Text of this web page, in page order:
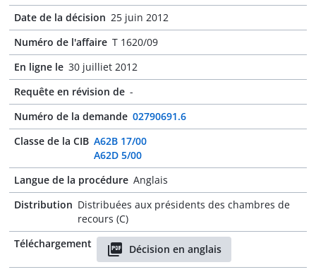
Date de la décision 25 juin 2012
Numéro de l'affaire T 1620/09
En ligne le 30 juilliet 2012
Requête en révision de -
Numéro de la demande 02790691.6
Classe de la CIB A62B 17/00
A62D 5/00
Langue de la procédure Anglais
Distribution Distribuées aux présidents des chambres de
recours (C)
Téléchargement
Décision en anglais